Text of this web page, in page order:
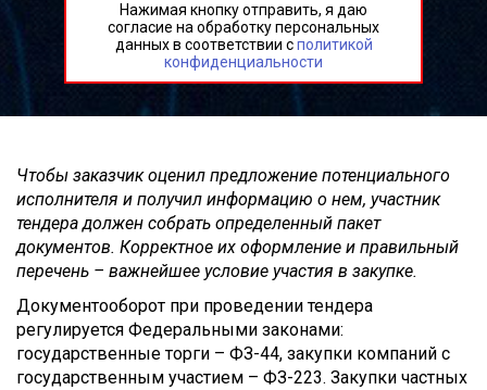
Нажимая кнопку отправить, я даю
согласие на обработку персональных
данных в соответствии сполитикой
конфиденциальности
Чтобы заказчик оценил предложение потенциального
исполнителя и получил информацию о нем, участник
тендера должен собрать определенный пакет
документов. Корректное их оформление и правильный
перечень – важнейшее условие участия в закупке.
Документооборот при проведении тендера
регулируется Федеральными законами:
государственные торги – ФЗ-44, закупки компаний с
государственным участием – ФЗ-223. Закупки частных